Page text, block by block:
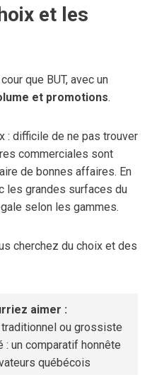
et les
que BUT, avec un
et promotions.
: difficile de ne pas trouver
commerciales sont
de bonnes affaires. En
les grandes surfaces du
selon les gammes.
cherchez du choix et des
aimer :
ou grossiste
: un comparatif honnête
québécois